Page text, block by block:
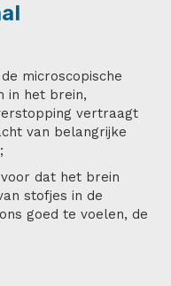
microscopische
in het brein,
vertraagt
van belangrijke
dat het brein
stofjes in de
goed te voelen, de